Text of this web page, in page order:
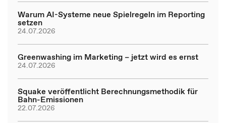
Warum AI-Systeme neue Spielregeln im Reporting
setzen
24.07.2026
Greenwashing im Marketing – jetzt wird es ernst
24.07.2026
Squake veröffentlicht Berechnungsmethodik für
Bahn-Emissionen
22.07.2026